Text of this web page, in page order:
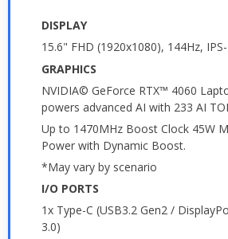
DISPLAY
15.6" FHD (1920x1080), 144Hz,
GRAPHICS
NVIDIA© GeForce RTX™ 4060
powers advanced AI with 233 AI
Up to 1470MHz Boost Clock 45W
Power with Dynamic Boost.
*May vary by scenario
I/O PORTS
1x Type-C (USB3.2 Gen2 /
3.0)